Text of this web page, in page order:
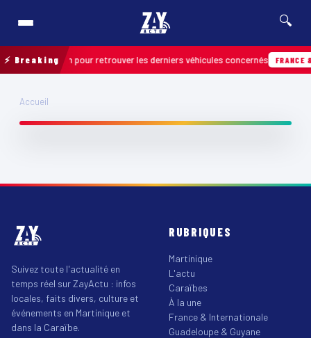
🔍
⚡ Breakingde terrain pour retrouver les derniers véhicules concernés FRANCE
Accueil
moins 32 morts et plus de 700 blessés
Suivez toute l'actualité en
temps réel sur ZayActu : infos
locales, faits divers, culture et
événements en Martinique et
dans la Caraïbe.
RUBRIQUES
Martinique
L'actu
Caraïbes
À la une
France & Internationale
Guadeloupe & Guyane